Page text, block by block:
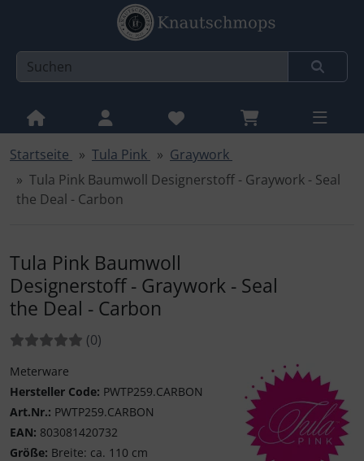
Sprungnavigation
Springe zur Navigation
Springe zum Inhalt
Springe zum Button für Einstellungen
Springe zu den allgemeinen Informationen
Startseite Tula Pink
Graywork
Tula Pink Baumwoll Designerstoff - Graywork - Seal
the Deal - Carbon
Tula Pink Baumwoll
Designerstoff - Graywork - Seal
the Deal - Carbon
Bewertungen:
(0Bewertungen
)
Meterware
Hersteller Code: PWTP259.CARBON
Art.Nr.: PWTP259.CARBON
EAN: 803081420732
Größe: Breite: ca. 110 cm